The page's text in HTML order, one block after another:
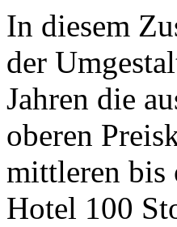
In diesem
der
Jahren die
oberen
mittleren bis
Hotel 100